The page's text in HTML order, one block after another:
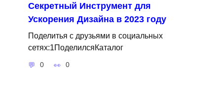
Секретный Инструмент для
Ускорения Дизайна в 2023 году
Поделитья с друзьями в социальных
сетях:1ПоделилсяКаталог
0 0